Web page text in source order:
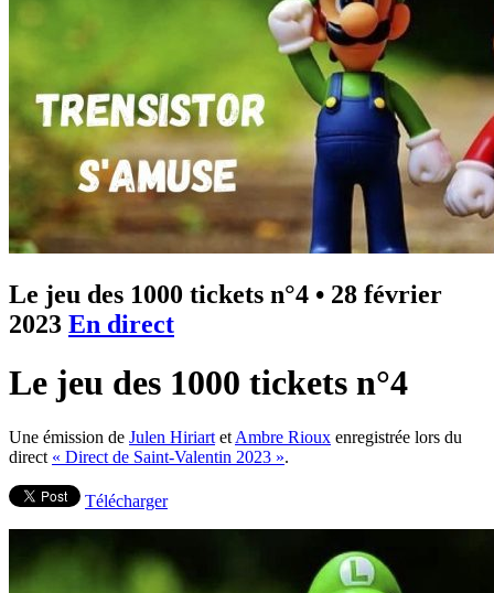
Le jeu des 1000 tickets n°4 • 28 février
2023 En direct
Le jeu des 1000 tickets n°4
Une émission de Julen Hiriart et Ambre Rioux enregistrée lors du
direct « Direct de Saint-Valentin 2023 ».
Télécharger